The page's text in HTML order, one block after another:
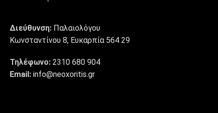
Διεύθυνση: Παλαιολόγου
Κωνσταντίνου 8, Ευκαρπία 564 29
Τηλέφωνο: 2310 680 904
Email: info@neoxoritis.gr